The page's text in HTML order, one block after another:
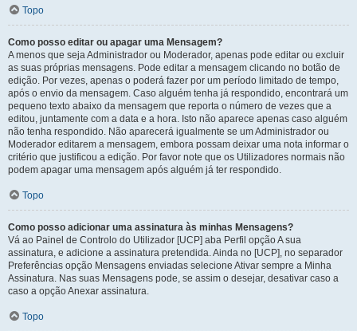
Topo
Como posso editar ou apagar uma Mensagem?
A menos que seja Administrador ou Moderador, apenas pode editar ou excluir
as suas próprias mensagens. Pode editar a mensagem clicando no botão de
edição. Por vezes, apenas o poderá fazer por um período limitado de tempo,
após o envio da mensagem. Caso alguém tenha já respondido, encontrará um
pequeno texto abaixo da mensagem que reporta o número de vezes que a
editou, juntamente com a data e a hora. Isto não aparece apenas caso alguém
não tenha respondido. Não aparecerá igualmente se um Administrador ou
Moderador editarem a mensagem, embora possam deixar uma nota informar o
critério que justificou a edição. Por favor note que os Utilizadores normais não
podem apagar uma mensagem após alguém já ter respondido.
Topo
Como posso adicionar uma assinatura às minhas Mensagens?
Vá ao Painel de Controlo do Utilizador [UCP] aba Perfil opção A sua
assinatura, e adicione a assinatura pretendida. Ainda no [UCP], no separador
Preferências opção Mensagens enviadas selecione Ativar sempre a Minha
Assinatura. Nas suas Mensagens pode, se assim o desejar, desativar caso a
caso a opção Anexar assinatura.
Topo